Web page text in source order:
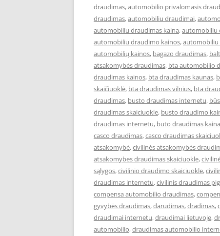
draudimas,automobilio privalomasis
draudimas,automobiliu draudimai,
automobiliu draudimas kaina,automobiliu
automobiliu draudimo kainos,automobiliu
automobilių kainos, bagazo draudimas,
atsakomybės draudimas, bta automobilio
draudimas kainos, bta draudimas kaunas,
skaičiuoklė, bta draudimas vilnius, bta
draudimas, busto draudimas internetu,
draudimas skaiciuokle, busto draudimo
draudimas internetu, buto draudimas kaina
casco draudimas,casco draudimas
atsakomybė,civilinės atsakomybės
atsakomybes draudimas skaiciuokle,
sąlygos,civilinio draudimo skaiciuokle,
draudimas internetu,civilinis draudimas
compensa automobilio draudimas,
gyvybės draudimas,darudimas,dradimas,
draudimai internetu,draudimai lietuvoje,
automobilio,draudimas automobilio